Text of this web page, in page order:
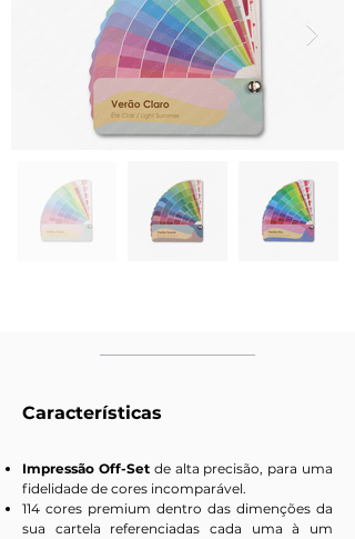
Características
Impressão Off-Setde alta precisão, para uma
fidelidade de cores incomparável.
114 cores premium dentro das dimenções da
sua cartela referenciadas cada uma à um